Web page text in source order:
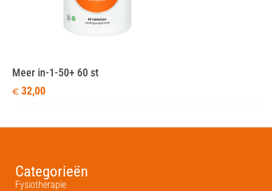
Meer in-1-50+ 60 st
€ 32,00
Categorieën
Fysiotherapie